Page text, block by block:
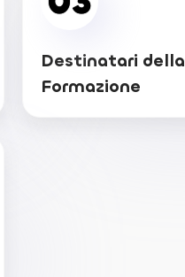
Destinatari della
Formazione